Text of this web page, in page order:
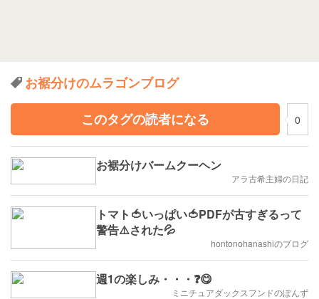
お裾分けのムラゴンブログ
このタグの読者になる
0
お裾分けバームクーヘン
アラ古希主婦の日記
トマト🍅いっぱい🍅PDFが古すぎるって
警告⚠️された💦
hontonohanashiのブログ
週1の楽しみ・・・❓😋
ミニチュアダックスフンドのぽんず